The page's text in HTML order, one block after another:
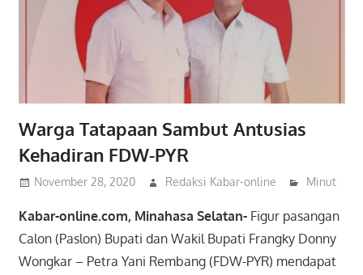
Warga Tatapaan Sambut Antusias
Kehadiran FDW-PYR
November 28, 2020 Redaksi Kabar-online Minut
Kabar-online.com, Minahasa Selatan-Figur pasangan
Calon (Paslon) Bupati dan Wakil Bupati Frangky Donny
Wongkar – Petra Yani Rembang (FDW-PYR) mendapat